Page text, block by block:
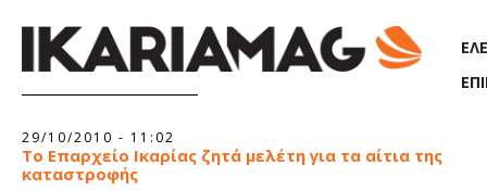
29/10/2010 - 11:02
Το Επαρχείο Ικαρίας ζητά μελέτη για τα αίτια της
καταστροφής